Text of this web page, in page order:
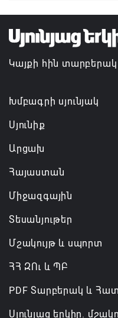
պահպանման, թե՛
ժողովրդի շահերի
06.08.2026 14:18
Անդրանիկ
ազատվել է
06.08.2026 14:16
06.08.2026 12:45
Կայքի հին տարբերակ
Խմբագրի սյունյակ
Սյունիք
Արցախ
Հայաստան
Միջազգային
Տեսանյութեր
Մշակույթ և սպորտ
ՀՀ ԶՈւ և ՊԲ
PDF Տարբերակ և
Սյունյաց երկիր.